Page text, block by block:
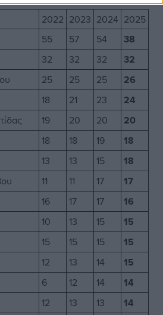
2022 2023 2024 2025
55 57 54 38
32 32 32 32
25 25 25 26
18 21 23 24
19 20 20 20
18 18 19 18
13 13 15 18
11 11 17 17
16 17 17 16
10 13 15 15
15 15 15 15
12 13 14 15
6 12 14 14
12 13 13 14